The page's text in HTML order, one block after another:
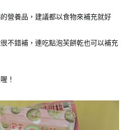
營養品，建議都以食物來補充就好
不錯補，連吃點泡芙餅乾也可以補充
！